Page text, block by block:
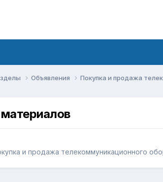
Объявления Покупка и продажа
и продажа телекоммуникационного